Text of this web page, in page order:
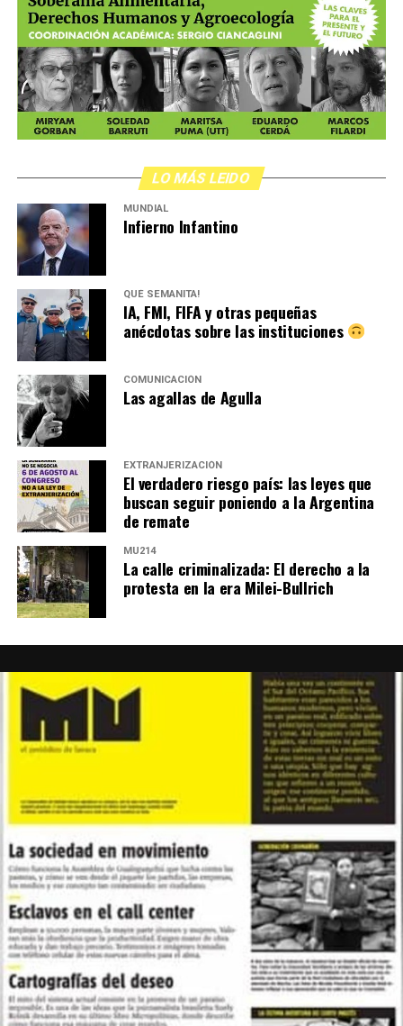
LO MÁS LEIDO
MUNDIAL
Infierno Infantino
QUÉ SEMANITA!
IA, FMI, FIFA y otras pequeñas
anécdotas sobre las instituciones
COMUNICACIÓN
Las agallas de Agulla
EXTRANJERIZACIÓN
El verdadero riesgo país: las leyes que
buscan seguir poniendo a la Argentina
de remate
MU214
La calle criminalizada: El derecho a la
protesta en la era Milei-Bullrich